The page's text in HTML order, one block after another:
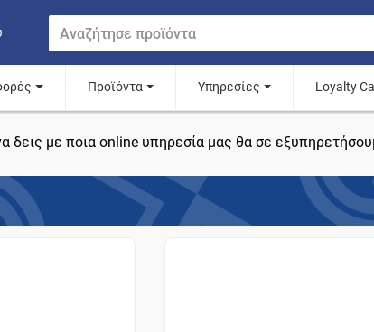
Προϊόντα Υπηρεσίες Loyalty
δεις με ποια online υπηρεσία μας θα σε